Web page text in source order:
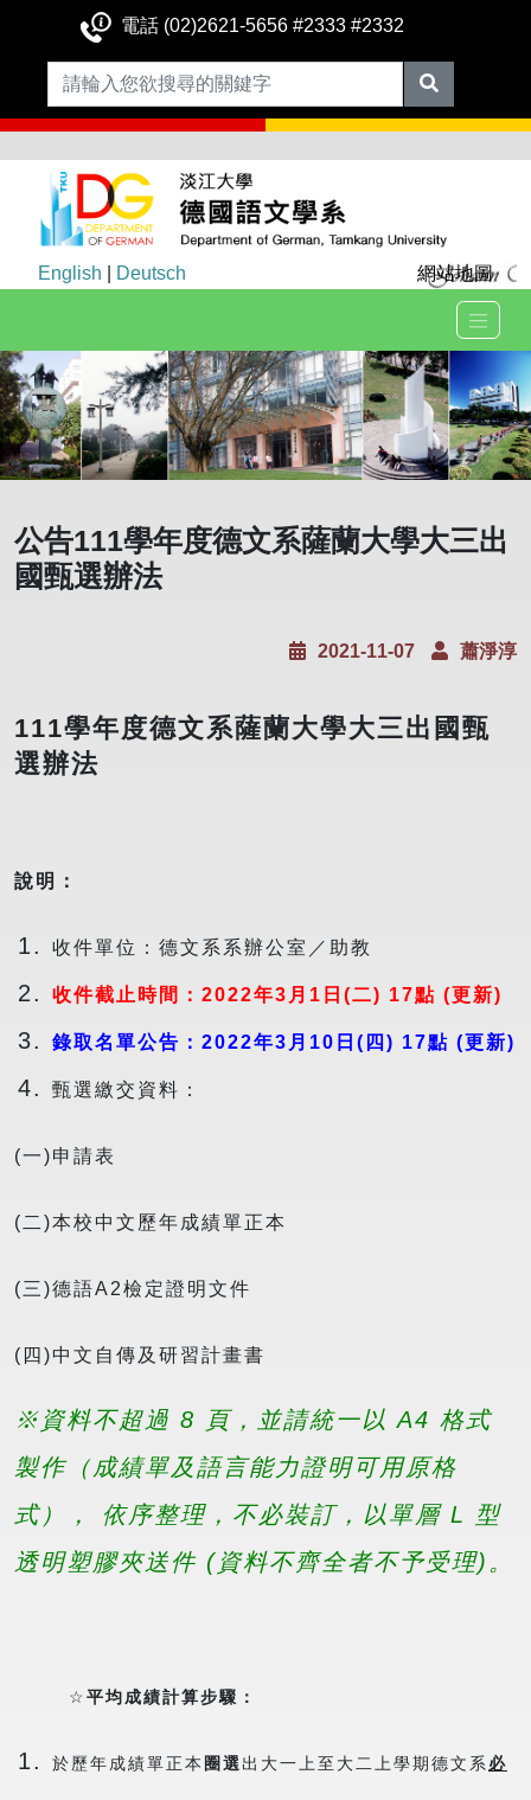
電話 (02)2621-5656 #2333 #2332
English Deutsch 網站地圖
公告111學年度德文系薩蘭大學大三出
國甄選辦法
2021-11-07 蕭淨淳
111學年度德文系薩蘭大學大三出國甄
選辦法
說明：
收件單位：德文系系辦公室／助教
收件截止時間：2022年3月1日(二) 17點 (更新)
錄取名單公告：2022年3月10日(四 ) 17點 (更新)
甄選繳交資料：
(一)申請表
(二)本校中文歷年成績單正本
(三)德語A2檢定證明文件
(四)中文自傳及研習計畫書
※資料不超過 8 頁，並請統一以 A4 格式
製作（成績單及語言能力證明可用原格
式）， 依序整理，不必裝訂，以單層 L 型
透明塑膠夾送件 (資料不齊全者不予受理)。
☆平均成績計算步驟：
於歷年成績單正本 圈選出大一上至大二上學期德文系必